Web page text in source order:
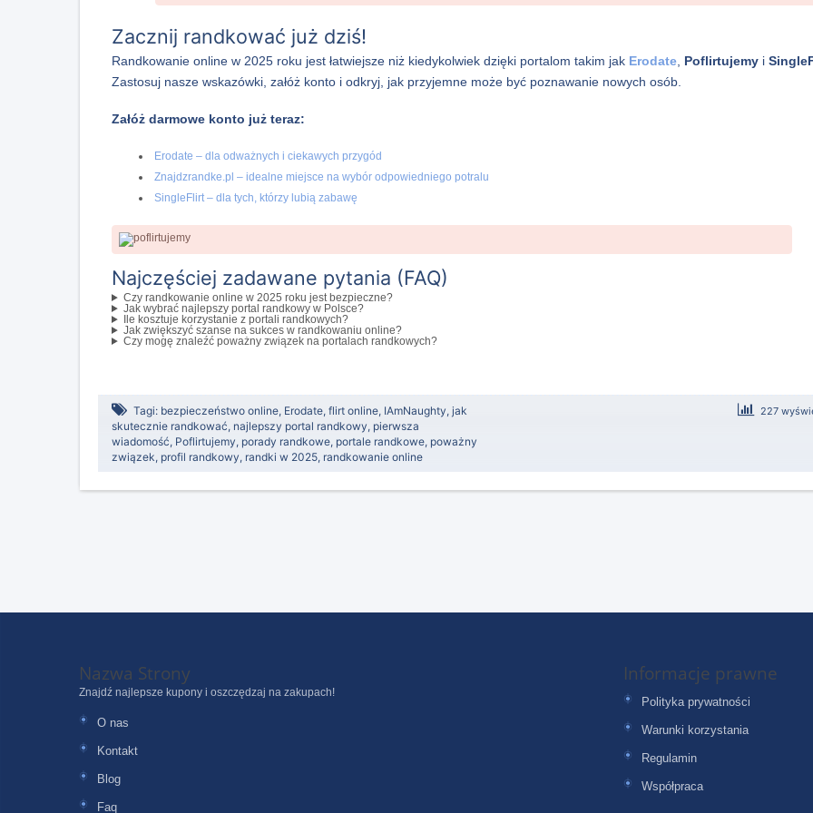
Zacznij randkować już dziś!
Randkowanie online w 2025 roku jest łatwiejsze niż kiedykolwiek dzięki portalom takim jak Erodate Poflirtujemy i
Zastosuj nasze wskazówki, załóż konto i odkryj, jak przyjemne może być poznawanie nowych osób.
Załóż darmowe konto już teraz:
Erodate – dla odważnych i ciekawych przygód
Znajdzrandke.pl – idealne miejsce na wybór odpowiedniego potralu
SingleFlirt – dla tych, którzy lubią zabawę
Najczęściej zadawane pytania (FAQ)
Czy randkowanie online w 2025 roku jest bezpieczne?
Jak wybrać najlepszy portal randkowy w Polsce?
Ile kosztuje korzystanie z portali randkowych?
Jak zwiększyć szanse na sukces w randkowaniu online?
Czy mogę znaleźć poważny związek na portalach randkowych?
Tagi: bezpieczeństwo online, Erodate, flirt online, IAmNaughty, jak
skutecznie randkować, najlepszy portal randkowy, pierwsza
wiadomość, Poflirtujemy, porady randkowe, portale randkowe, poważny
związek, profil randkowy, randki w 2025, randkowanie online
227
Nazwa Strony
Znajdź najlepsze kupony i oszczędzaj na zakupach!
O nas
Kontakt
Blog
Faq
Informacje prawne
Polityka prywatności
Warunki korzystania
Regulamin
Współpraca